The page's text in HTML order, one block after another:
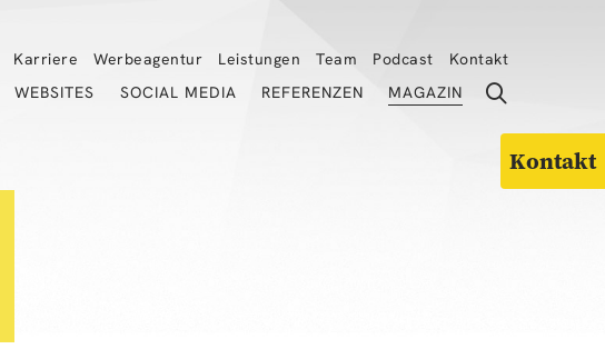
Karriere Werbeagentur Leistungen Team Podcast
Kontakt
WEBSITES SOCIAL MEDIA REFERENZEN MAGAZIN
Kontakt